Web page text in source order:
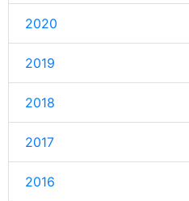
2020
2019
2018
2017
2016